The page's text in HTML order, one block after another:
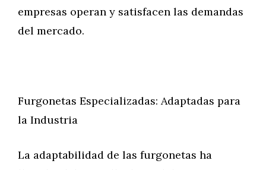
empresas operan y satisfacen las demandas
del mercado.
Furgonetas Especializadas: Adaptadas para
la Industria
La adaptabilidad de las furgonetas ha